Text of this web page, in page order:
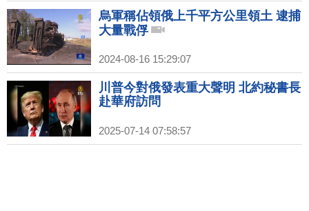
烏軍稱佔領俄上千平方公里領土 逮捕
大量戰俘
2024-08-16 15:29:07
川普今對俄發表重大聲明 北約秘書長
赴華府訪問
2025-07-14 07:58:57